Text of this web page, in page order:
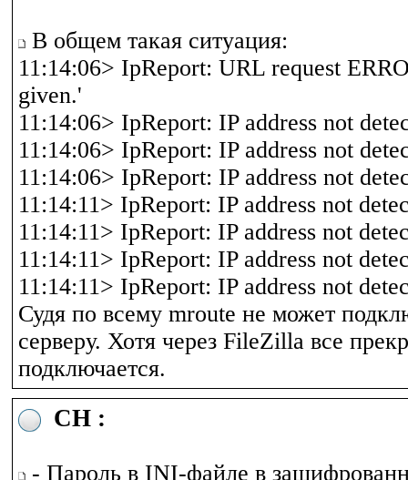
В общем такая ситуация:
11:14:06> IpReport: URL request
given.'
11:14:06> IpReport: IP address not
11:14:06> IpReport: IP address not
11:14:06> IpReport: IP address not
11:14:11> IpReport: IP address not
11:14:11> IpReport: IP address not
11:14:11> IpReport: IP address not
11:14:11> IpReport: IP address not
Судя по всему mroute не может
серверу. Хотя через FileZilla все
подключается.
CH :
- Пароль в INI-файле в